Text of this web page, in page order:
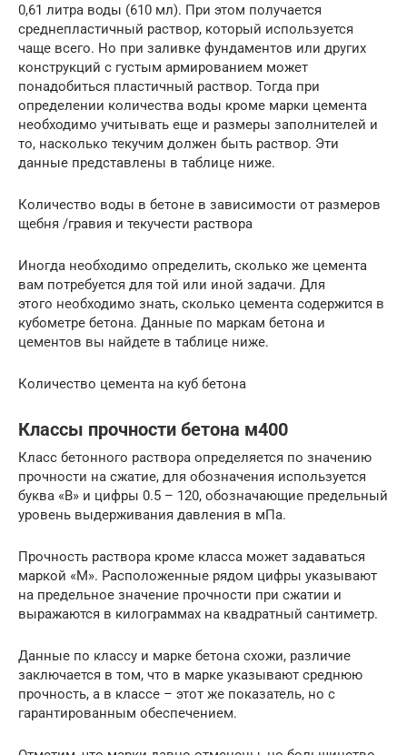
0,61 литра воды (610 мл). При этом получается
среднепластичный раствор, который используется
чаще всего. Но при заливке фундаментов или других
конструкций с густым армированием может
понадобиться пластичный раствор. Тогда при
определении количества воды кроме марки цемента
необходимо учитывать еще и размеры заполнителей и
то, насколько текучим должен быть раствор. Эти
данные представлены в таблице ниже.
Количество воды в бетоне в зависимости от размеров
щебня /гравия и текучести раствора
Иногда необходимо определить, сколько же цемента
вам потребуется для той или иной задачи. Для
этого необходимо знать, сколько цемента содержится в
кубометре бетона. Данные по маркам бетона и
цементов вы найдете в таблице ниже.
Количество цемента на куб бетона
Классы прочности бетона м400
Класс бетонного раствора определяется по значению
прочности на сжатие, для обозначения используется
буква «В» и цифры 0.5 – 120, обозначающие предельный
уровень выдерживания давления в мПа.
Прочность раствора кроме класса может задаваться
маркой «М». Расположенные рядом цифры указывают
на предельное значение прочности при сжатии и
выражаются в килограммах на квадратный сантиметр.
Данные по классу и марке бетона схожи, различие
заключается в том, что в марке указывают среднюю
прочность, а в классе – этот же показатель, но с
гарантированным обеспечением.